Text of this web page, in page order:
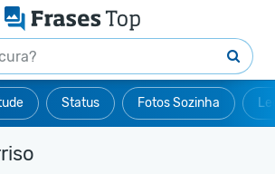
Status Fotos Sozinha